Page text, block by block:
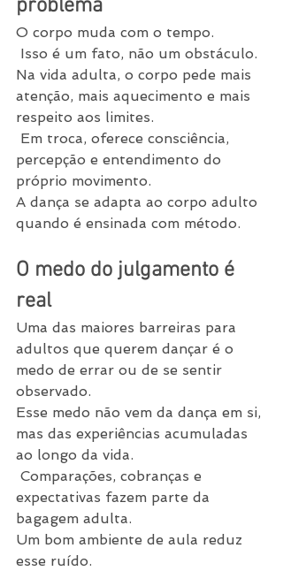
problema
O corpo muda com o tempo.
Isso é um fato, não um obstáculo.
Na vida adulta, o corpo pede mais
atenção, mais aquecimento e mais
respeito aos limites.
Em troca, oferece consciência,
percepção e entendimento do
próprio movimento.
A dança se adapta ao corpo adulto
quando é ensinada com método.
O medo do julgamento é
real
Uma das maiores barreiras para
adultos que querem dançar é o
medo de errar ou de se sentir
observado.
Esse medo não vem da dança em si,
mas das experiências acumuladas
ao longo da vida.
Comparações, cobranças e
expectativas fazem parte da
bagagem adulta.
Um bom ambiente de aula reduz
esse ruído.